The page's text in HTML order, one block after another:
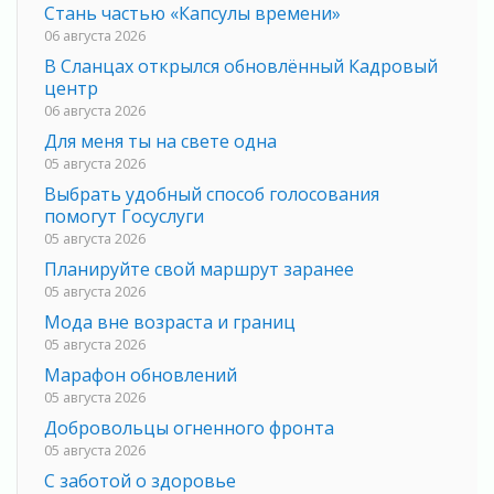
Стань частью «Капсулы времени»
06 августа 2026
В Сланцах открылся обновлённый Кадровый
центр
06 августа 2026
Для меня ты на свете одна
05 августа 2026
Выбрать удобный способ голосования
помогут Госуслуги
05 августа 2026
Планируйте свой маршрут заранее
05 августа 2026
Мода вне возраста и границ
05 августа 2026
Марафон обновлений
05 августа 2026
Добровольцы огненного фронта
05 августа 2026
С заботой о здоровье